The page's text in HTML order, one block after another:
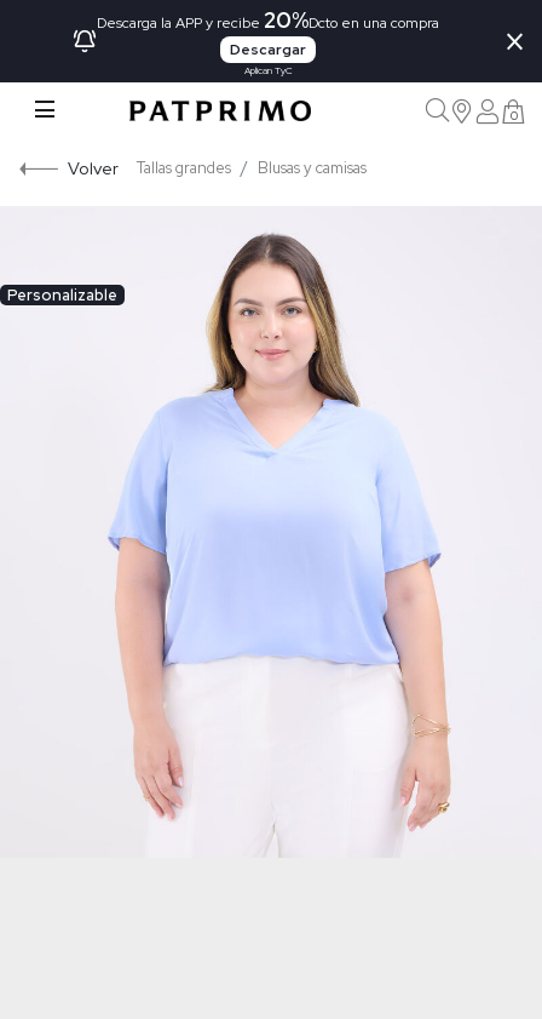
Descarga la APP y recibe 20%Dcto en una compra
Descargar
Aplican TyC
×
0
Volver Tallas grandes Blusas y camisas
Personalizable